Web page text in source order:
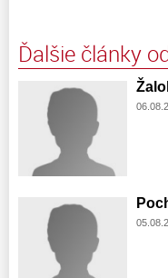
Ďalšie články